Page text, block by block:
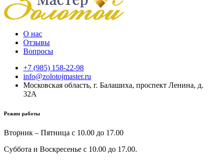
О нас
Отзывы
Вопросы
+7 (985) 158-22-98
info@zolotojmaster.ru
Московская область, г. Балашиха, проспект Ленина, д.
32А
Режим работы
Вторник – Пятница с 10.00 до 17.00
Суббота и Воскресенье с 10.00 до 17.00.